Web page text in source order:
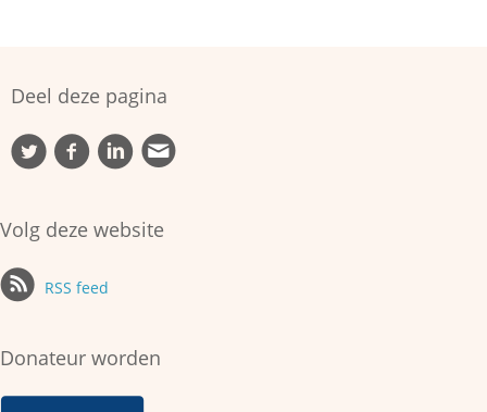
Deel deze pagina
Volg deze website
RSS feed
Donateur worden